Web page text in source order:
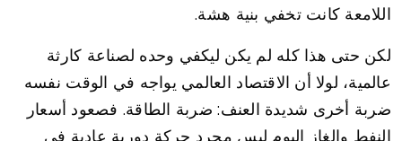
اللامعة كانت تخفي بنية هشة.
لكن حتى هذا كله لم يكن ليكفي وحده لصناعة كارثة
عالمية، لولا أن الاقتصاد العالمي يواجه في الوقت نفسه
ضربة أخرى شديدة العنف: ضربة الطاقة. فصعود أسعار
النفط والغاز اليوم ليس مجرد حركة دورية عادية في